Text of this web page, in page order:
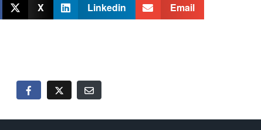
X Linkedin Email